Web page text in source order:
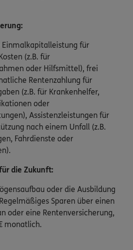
Einmalkapitalleistung für
(z.B. für
oder Hilfsmittel), frei
Rentenzahlung für
(z.B. für Krankenhelfer,
oder
Assistenzleistungen für
nach einem Unfall (z.B.
Fahrdienste oder
die Zukunft:
oder die Ausbildung
Sparen über einen
oder eine Rentenversicherung,
monatlich.